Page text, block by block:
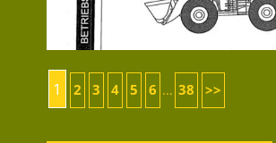
1 2 3 4 5 6 ... 38 >>